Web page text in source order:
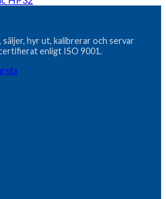
säljer, hyr ut, kalibrerar och servar
enligt ISO 9001.